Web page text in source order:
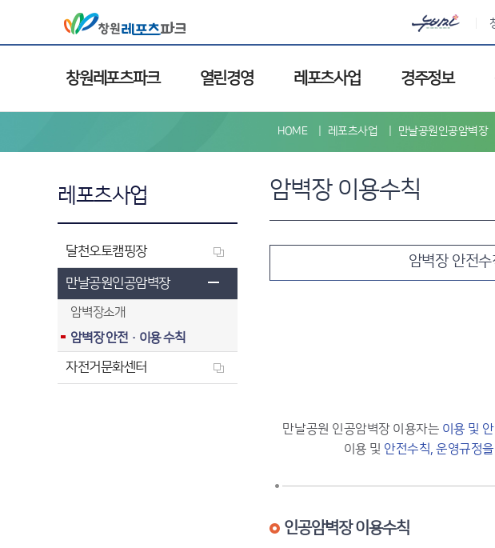
창원레포츠파크 열린경영 레포츠사업 경주정보
레포츠사업
달천오토캠핑장
만날공원인공암벽장
암벽장소개
암벽장 안전·이용 수칙
자전거문화센터
HOME 레포츠사업 만날공원인공암벽장
암벽장 이용수칙
암벽장 안전수
만날공원 인공암벽장 이용자는 이용 및
이용 및 안전수칙, 운영규정
인공암벽장 이용수칙